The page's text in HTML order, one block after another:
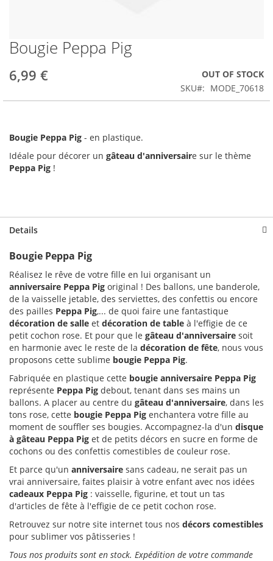
Skip
to
the
beginning
Bougie Peppa Pig
6,99 €
OUT OF STOCK
SKU
MODE_70618
Bougie Peppa Pig - en plastique.
Idéale pour décorer un gâteau d'anniversaire sur le thème
Peppa Pig !
Details
Bougie Peppa Pig
Réalisez le rêve de votre fille en lui organisant un
anniversaire Peppa Pig original ! Des ballons, une banderole,
de la vaisselle jetable, des serviettes, des confettis ou encore
des pailles Peppa Pig,... de quoi faire une fantastique
décoration de salle et décoration de table à l'effigie de ce
petit cochon rose. Et pour que le gâteau d'anniversaire soit
en harmonie avec le reste de la décoration de fête, nous vous
proposons cette sublime bougie Peppa Pig.
Fabriquée en plastique cette bougie anniversaire Peppa Pig
représente Peppa Pig debout, tenant dans ses mains un
ballons. A placer au centre du gâteau d'anniversaire, dans les
tons rose, cette bougie Peppa Pig enchantera votre fille au
moment de souffler ses bougies. Accompagnez-la d'un disque
à gâteau Peppa Pig et de petits décors en sucre en forme de
cochons ou des confettis comestibles de couleur rose.
Et parce qu'un anniversaire sans cadeau, ne serait pas un
vrai anniversaire, faites plaisir à votre enfant avec nos idées
cadeaux Peppa Pig : vaisselle, figurine, et tout un tas
d'articles de fête à l'effigie de ce petit cochon rose.
Retrouvez sur notre site internet tous nos décors comestibles
pour sublimer vos pâtisseries !
Tous nos produits sont en stock. Expédition de votre commande